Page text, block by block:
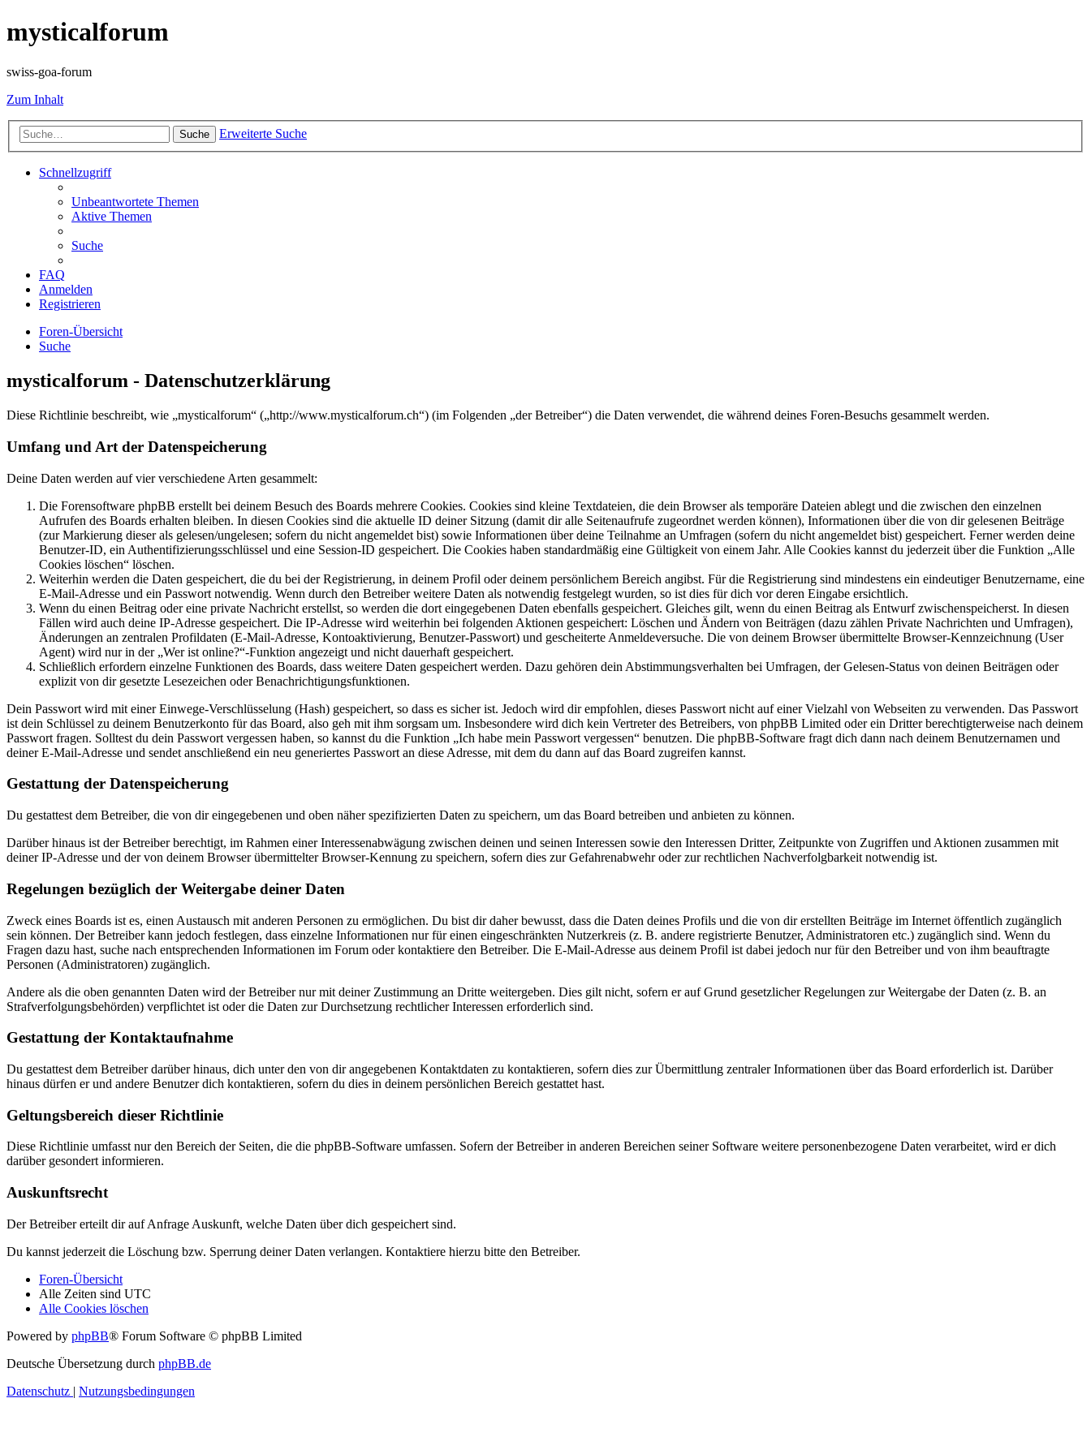
mysticalforum
swiss-goa-forum
Zum Inhalt
Suche Erweiterte Suche
Schnellzugriff
Unbeantwortete Themen
Aktive Themen
Suche
FAQ
Anmelden
Registrieren
Foren-Übersicht
Suche
mysticalforum - Datenschutzerklärung
Diese Richtlinie beschreibt, wie „mysticalforum“ („http://www.mysticalforum.ch“) (im Folgenden „der Betreiber“) die Daten verwendet, die während deines Foren-Besuchs gesammelt werden.
Umfang und Art der Datenspeicherung
Deine Daten werden auf vier verschiedene Arten gesammelt:
Die Forensoftware phpBB erstellt bei deinem Besuch des Boards mehrere Cookies. Cookies sind kleine Textdateien, die dein Browser als temporäre Dateien ablegt und die zwischen den einzelnen
Aufrufen des Boards erhalten bleiben. In diesen Cookies sind die aktuelle ID deiner Sitzung (damit dir alle Seitenaufrufe zugeordnet werden können), Informationen über die von dir gelesenen Beiträge
(zur Markierung dieser als gelesen/ungelesen; sofern du nicht angemeldet bist) sowie Informationen über deine Teilnahme an Umfragen (sofern du nicht angemeldet bist) gespeichert. Ferner werden deine
Benutzer-ID, ein Authentifizierungsschlüssel und eine Session-ID gespeichert. Die Cookies haben standardmäßig eine Gültigkeit von einem Jahr. Alle Cookies kannst du jederzeit über die Funktion „Alle
Cookies löschen“ löschen.
Weiterhin werden die Daten gespeichert, die du bei der Registrierung, in deinem Profil oder deinem persönlichem Bereich angibst. Für die Registrierung sind mindestens ein eindeutiger Benutzername, eine
E-Mail-Adresse und ein Passwort notwendig. Wenn durch den Betreiber weitere Daten als notwendig festgelegt wurden, so ist dies für dich vor deren Eingabe ersichtlich.
Wenn du einen Beitrag oder eine private Nachricht erstellst, so werden die dort eingegebenen Daten ebenfalls gespeichert. Gleiches gilt, wenn du einen Beitrag als Entwurf zwischenspeicherst. In diesen
Fällen wird auch deine IP-Adresse gespeichert. Die IP-Adresse wird weiterhin bei folgenden Aktionen gespeichert: Löschen und Ändern von Beiträgen (dazu zählen Private Nachrichten und Umfragen),
Änderungen an zentralen Profildaten (E-Mail-Adresse, Kontoaktivierung, Benutzer-Passwort) und gescheiterte Anmeldeversuche. Die von deinem Browser übermittelte Browser-Kennzeichnung (User
Agent) wird nur in der „Wer ist online?“-Funktion angezeigt und nicht dauerhaft gespeichert.
Schließlich erfordern einzelne Funktionen des Boards, dass weitere Daten gespeichert werden. Dazu gehören dein Abstimmungsverhalten bei Umfragen, der Gelesen-Status von deinen Beiträgen oder
explizit von dir gesetzte Lesezeichen oder Benachrichtigungsfunktionen.
Dein Passwort wird mit einer Einwege-Verschlüsselung (Hash) gespeichert, so dass es sicher ist. Jedoch wird dir empfohlen, dieses Passwort nicht auf einer Vielzahl von Webseiten zu verwenden. Das Passwort
ist dein Schlüssel zu deinem Benutzerkonto für das Board, also geh mit ihm sorgsam um. Insbesondere wird dich kein Vertreter des Betreibers, von phpBB Limited oder ein Dritter berechtigterweise nach deinem
Passwort fragen. Solltest du dein Passwort vergessen haben, so kannst du die Funktion „Ich habe mein Passwort vergessen“ benutzen. Die phpBB-Software fragt dich dann nach deinem Benutzernamen und
deiner E-Mail-Adresse und sendet anschließend ein neu generiertes Passwort an diese Adresse, mit dem du dann auf das Board zugreifen kannst.
Gestattung der Datenspeicherung
Du gestattest dem Betreiber, die von dir eingegebenen und oben näher spezifizierten Daten zu speichern, um das Board betreiben und anbieten zu können.
Darüber hinaus ist der Betreiber berechtigt, im Rahmen einer Interessenabwägung zwischen deinen und seinen Interessen sowie den Interessen Dritter, Zeitpunkte von Zugriffen und Aktionen zusammen mit
deiner IP-Adresse und der von deinem Browser übermittelter Browser-Kennung zu speichern, sofern dies zur Gefahrenabwehr oder zur rechtlichen Nachverfolgbarkeit notwendig ist.
Regelungen bezüglich der Weitergabe deiner Daten
Zweck eines Boards ist es, einen Austausch mit anderen Personen zu ermöglichen. Du bist dir daher bewusst, dass die Daten deines Profils und die von dir erstellten Beiträge im Internet öffentlich zugänglich
sein können. Der Betreiber kann jedoch festlegen, dass einzelne Informationen nur für einen eingeschränkten Nutzerkreis (z. B. andere registrierte Benutzer, Administratoren etc.) zugänglich sind. Wenn du
Fragen dazu hast, suche nach entsprechenden Informationen im Forum oder kontaktiere den Betreiber. Die E-Mail-Adresse aus deinem Profil ist dabei jedoch nur für den Betreiber und von ihm beauftragte
Personen (Administratoren) zugänglich.
Andere als die oben genannten Daten wird der Betreiber nur mit deiner Zustimmung an Dritte weitergeben. Dies gilt nicht, sofern er auf Grund gesetzlicher Regelungen zur Weitergabe der Daten (z. B. an
Strafverfolgungsbehörden) verpflichtet ist oder die Daten zur Durchsetzung rechtlicher Interessen erforderlich sind.
Gestattung der Kontaktaufnahme
Du gestattest dem Betreiber darüber hinaus, dich unter den von dir angegebenen Kontaktdaten zu kontaktieren, sofern dies zur Übermittlung zentraler Informationen über das Board erforderlich ist. Darüber
hinaus dürfen er und andere Benutzer dich kontaktieren, sofern du dies in deinem persönlichen Bereich gestattet hast.
Geltungsbereich dieser Richtlinie
Diese Richtlinie umfasst nur den Bereich der Seiten, die die phpBB-Software umfassen. Sofern der Betreiber in anderen Bereichen seiner Software weitere personenbezogene Daten verarbeitet, wird er dich
darüber gesondert informieren.
Auskunftsrecht
Der Betreiber erteilt dir auf Anfrage Auskunft, welche Daten über dich gespeichert sind.
Du kannst jederzeit die Löschung bzw. Sperrung deiner Daten verlangen. Kontaktiere hierzu bitte den Betreiber.
Foren-Übersicht
Alle Zeiten sind UTC
Alle Cookies löschen
Powered by phpBB® Forum Software © phpBB Limited
Deutsche Übersetzung durch phpBB.de
Datenschutz | Nutzungsbedingungen